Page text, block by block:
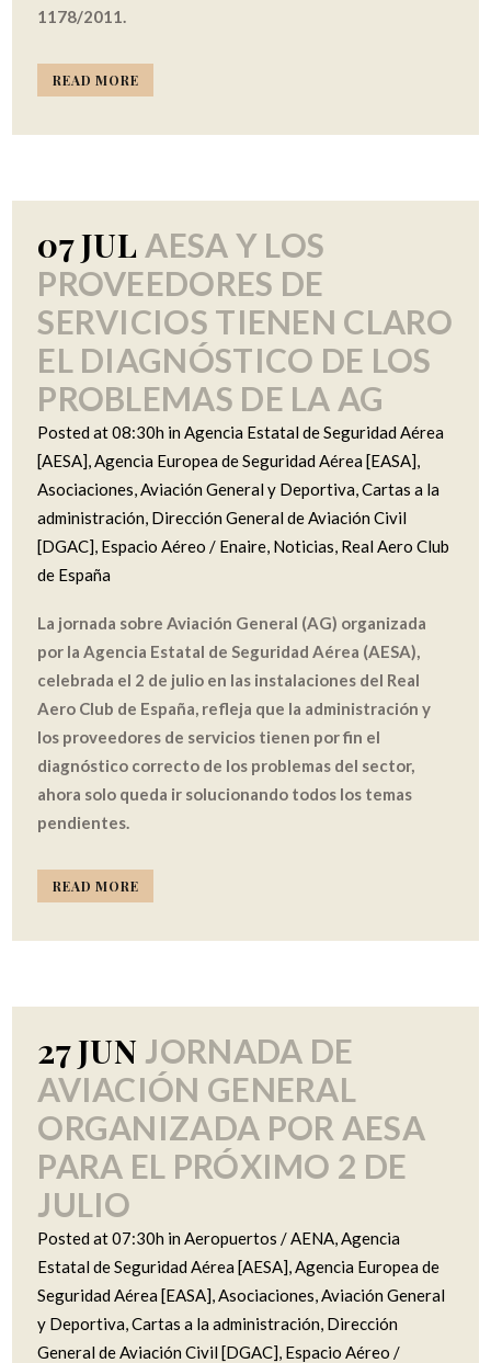
1178/2011.
READ MORE
07 JUL AESA Y LOS
PROVEEDORES DE
SERVICIOS TIENEN CLARO
EL DIAGNÓSTICO DE LOS
PROBLEMAS DE LA AG
Posted at 08:30h inAgencia Estatal de Seguridad Aérea
[AESA],Agencia Europea de Seguridad Aérea [EASA],
Asociaciones,Aviación General y Deportiva,Cartas a la
administración, Dirección General de Aviación Civil
[DGAC], Espacio Aéreo / Enaire, Noticias, Real Aero Club
de España
La jornada sobre Aviación General (AG) organizada
por la Agencia Estatal de Seguridad Aérea (AESA),
celebrada el 2 de julio en las instalaciones del Real
Aero Club de España, refleja que la administración y
los proveedores de servicios tienen por fin el
diagnóstico correcto de los problemas del sector,
ahora solo queda ir solucionando todos los temas
pendientes.
READ MORE
27 JUN JORNADA DE
AVIACIÓN GENERAL
ORGANIZADA POR AESA
PARA EL PRÓXIMO 2 DE
JULIO
Posted at 07:30h inAeropuertos / AENA,Agencia
Estatal de Seguridad Aérea [AESA],Agencia Europea de
Seguridad Aérea [EASA],Asociaciones,Aviación General
y Deportiva,Cartas a la administración, Dirección
General de Aviación Civil [DGAC], Espacio Aéreo /